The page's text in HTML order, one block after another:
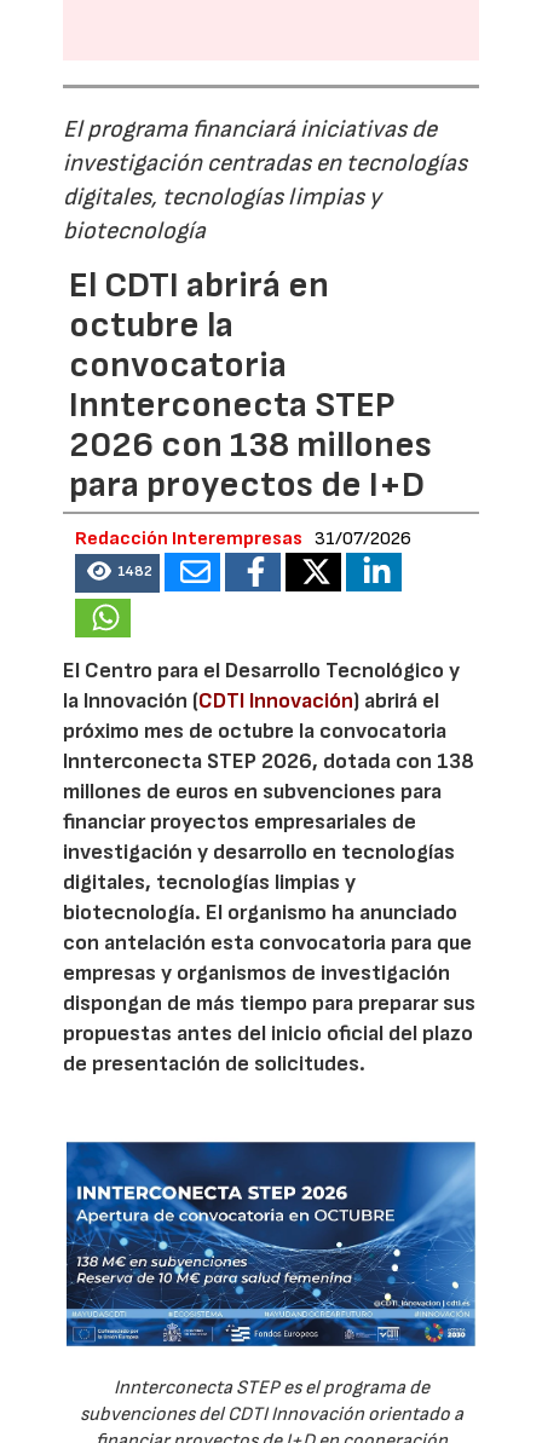
El programa financiará iniciativas de
investigación centradas en tecnologías
digitales, tecnologías limpias y
biotecnología
El CDTI abrirá en
octubre la
convocatoria
Innterconecta STEP
2026 con 138 millones
para proyectos de I+D
Redacción Interempresas 31/07/2026
1482
El Centro para el Desarrollo Tecnológico y
la Innovación (CDTI Innovación) abrirá el
próximo mes de octubre la convocatoria
Innterconecta STEP 2026, dotada con 138
millones de euros en subvenciones para
financiar proyectos empresariales de
investigación y desarrollo en tecnologías
digitales, tecnologías limpias y
biotecnología. El organismo ha anunciado
con antelación esta convocatoria para que
empresas y organismos de investigación
dispongan de más tiempo para preparar sus
propuestas antes del inicio oficial del plazo
de presentación de solicitudes.
Innterconecta STEP es el programa de
subvenciones del CDTI Innovación orientado a